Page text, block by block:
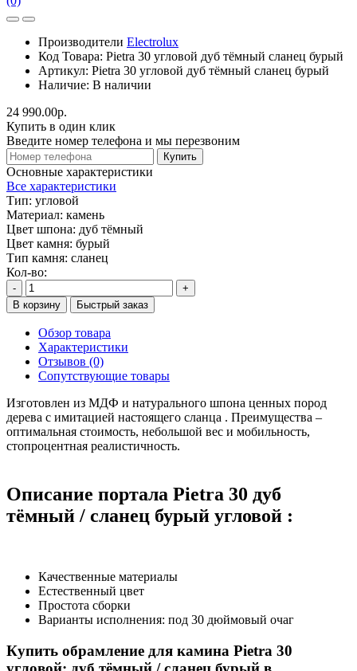
Производители Electrolux
Код Товара: Pietra 30 угловой дуб тёмный сланец бурый
Артикул: Pietra 30 угловой дуб тёмный сланец бурый
Наличие: В наличии
24 990.00р.
Купить в один клик
Введите номер телефона и мы перезвоним
Купить
Основные характеристики
Все характеристики
Тип: угловой
Материал: камень
Цвет шпона: дуб тёмный
Цвет камня: бурый
Тип камня: сланец
Кол-во:
-
+
В корзину
Быстрый заказ
Обзор товара
Характеристики
Отзывов (0)
Сопутствующие товары
Изготовлен из МДФ и натурального шпона ценных пород
дерева с имитацией настоящего сланца . Преимущества –
оптимальная стоимость, небольшой вес и мобильность,
стопроцентная реалистичность.
Описание портала Pietra 30 дуб
тёмный / сланец бурый угловой :
Качественные материалы
Естественный цвет
Простота сборки
Варианты исполнения: под 30 дюймовый очаг
Купить обрамление для камина Pietra 30